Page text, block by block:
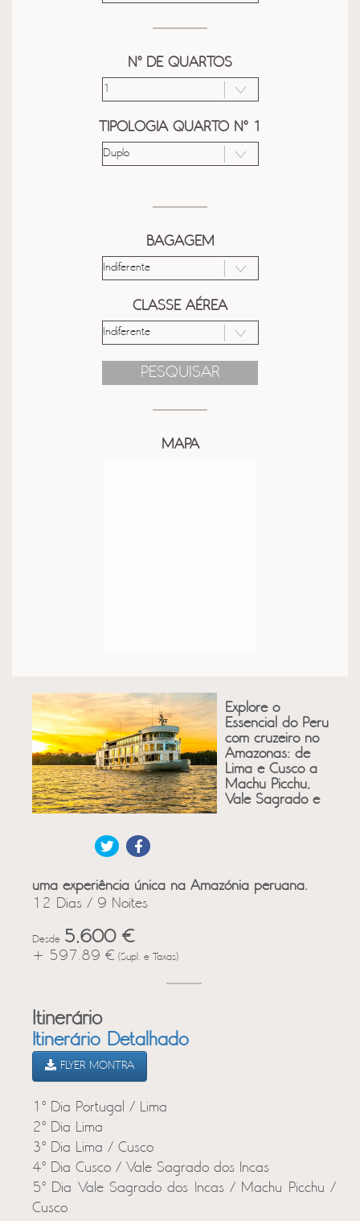
Nº DE QUARTOS
TIPOLOGIA QUARTO Nº 1
BAGAGEM
CLASSE AÉREA
PESQUISAR
MAPA
Explore o
Essencial do Peru
com cruzeiro no
Amazonas: de
Lima e Cusco a
Machu Picchu,
Vale Sagrado e
uma experiência única na Amazónia peruana.
12 Dias / 9 Noites
Desde 5,600 €
+ 597.89 € (Supl. e Taxas)
Itinerário
Itinerário Detalhado
FLYER MONTRA
1º Dia Portugal / Lima
2º Dia Lima
3º Dia Lima / Cusco
4º Dia Cusco / Vale Sagrado dos Incas
5º Dia Vale Sagrado dos Incas / Machu Picchu /
Cusco